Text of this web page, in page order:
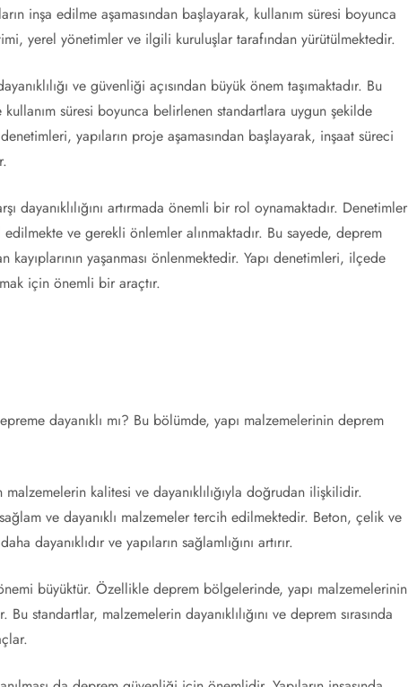
inşa edilme aşamasından başlayarak, kullanım süresi boyunca
yerel yönetimler ve ilgili kuruluşlar tarafından yürütülmektedir.
ve güvenliği açısından büyük önem taşımaktadır. Bu
süresi boyunca belirlenen standartlara uygun şekilde
yapıların proje aşamasından başlayarak, inşaat süreci
dayanıklılığını artırmada önemli bir rol oynamaktadır. Denetimler
ve gerekli önlemler alınmaktadır. Bu sayede, deprem
yaşanması önlenmektedir. Yapı denetimleri, ilçede
için önemli bir araçtır.
dayanıklı mı? Bu bölümde, yapı malzemelerinin deprem
kalitesi ve dayanıklılığıyla doğrudan ilişkilidir.
ve dayanıklı malzemeler tercih edilmektedir. Beton, çelik ve
dayanıklıdır ve yapıların sağlamlığını artırır.
büyüktür. Özellikle deprem bölgelerinde, yapı malzemelerinin
standartlar, malzemelerin dayanıklılığını ve deprem sırasında